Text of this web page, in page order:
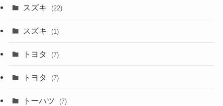
スズキ (22)
スズキ (1)
トヨタ (7)
トヨタ (7)
トーハツ (7)